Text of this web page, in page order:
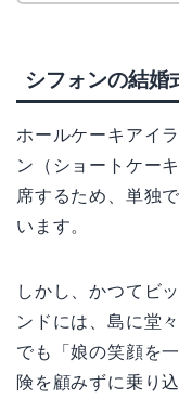
シフォンの結婚
ホールケーキアイ
ン（ショートケー
席するため、単独
います。
しかし、かつてビ
ンドには、島に堂
でも「娘の笑顔を
険を顧みずに乗り